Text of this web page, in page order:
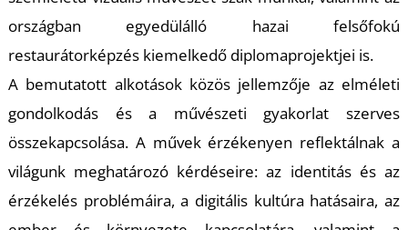
országban egyedülálló hazai felsőfokú
restaurátorképzés kiemelkedő diplomaprojektjei is.
A bemutatott alkotások közös jellemzője az elméleti
gondolkodás és a művészeti gyakorlat szerves
összekapcsolása. A művek érzékenyen reflektálnak a
világunk meghatározó kérdéseire: az identitás és az
érzékelés problémáira, a digitális kultúra hatásaira, az